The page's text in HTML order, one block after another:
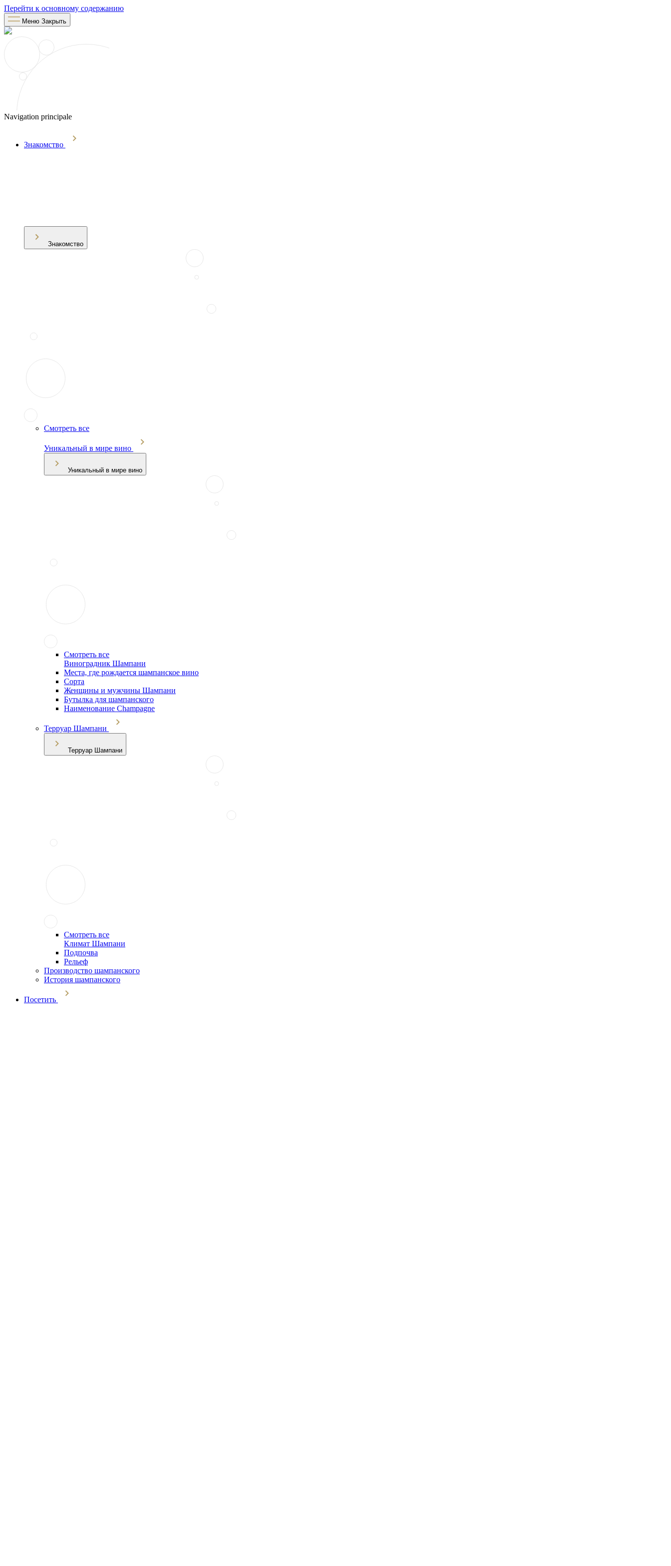
Перейти к основному содержанию
Меню Закрыть
Navigation principale
Знакомство
Знакомство
Смотреть все
Уникальный в мире вино
Уникальный в мире вино
Смотреть все
Виноградник Шампани
Места, где рождается шампанское вино
Сорта
Женщины и мужчины Шампани
Бутылка для шампанского
Наименование Champagne
Терруар Шампани
Терруар Шампани
Смотреть все
Климат Шампани
Подпочва
Рельеф
Производство шампанского
История шампанского
Посетить